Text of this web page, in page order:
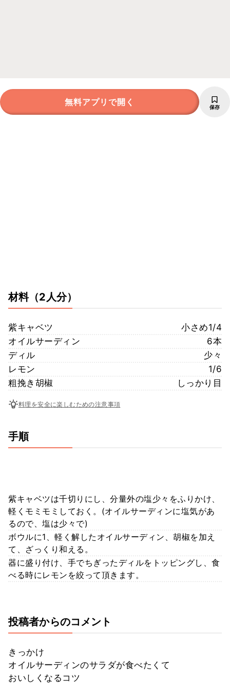
無料アプリで開く 保存
材料（2人分）
紫キャベツ
小さめ1/4
オイルサーディン
6本
ディル
少々
レモン
1/6
粗挽き胡椒
しっかり目
料理を安全に楽しむための注意事項
手順
紫キャベツは千切りにし、分量外の塩少々をふりかけ、
軽くモミモミしておく。(オイルサーディンに塩気があ
るので、塩は少々で)
ボウルに1、軽く解したオイルサーディン、胡椒を加え
て、ざっくり和える。
器に盛り付け、手でちぎったディルをトッピングし、食
べる時にレモンを絞って頂きます。
投稿者からのコメント
きっかけ
オイルサーディンのサラダが食べたくて
おいしくなるコツ